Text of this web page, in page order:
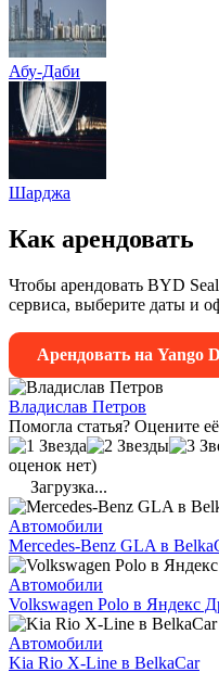
Абу-Даби
Шарджа
Как арендовать
Чтобы арендовать BYD
сервиса, выберите даты и
Арендовать на Yango
Владислав Петров
Помогла статья? Оцените её
оценок нет)
Загрузка...
Автомобили
Mercedes-Benz GLA в
Автомобили
Volkswagen Polo в Яндекс
Автомобили
Kia Rio X-Line в BelkaCar